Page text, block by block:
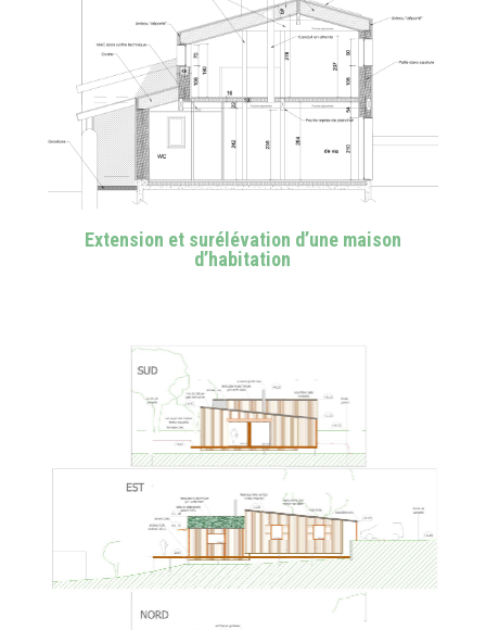
Extension et surélévation d’une maison
d’habitation